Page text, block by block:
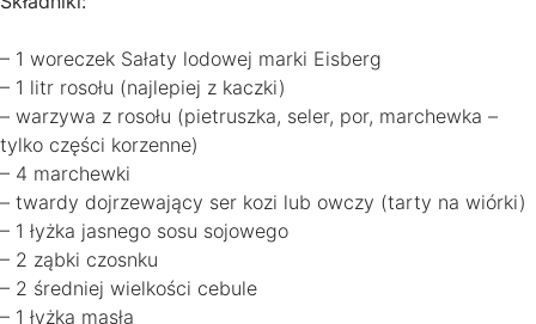
– 1 woreczek Sałaty lodowej marki Eisberg
– 1 litr rosołu (najlepiej z kaczki)
– warzywa z rosołu (pietruszka, seler, por, marchewka –
tylko części korzenne)
– 4 marchewki
– twardy dojrzewający ser kozi lub owczy (tarty na wiórki)
– 1 łyżka jasnego sosu sojowego
– 2 ząbki czosnku
– 2 średniej wielkości cebule
– 1 łyżka masła